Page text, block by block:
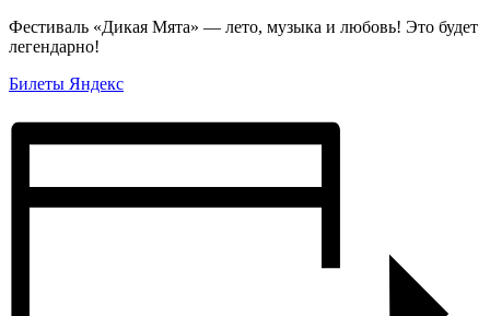
Фестиваль «Дикая Мята» — лето, музыка и любовь! Это будет
легендарно!
Билеты Яндекс